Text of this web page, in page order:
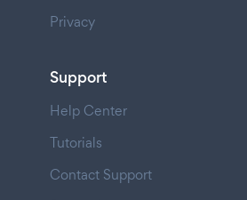
Privacy
Support
Help Center
Tutorials
Contact Support